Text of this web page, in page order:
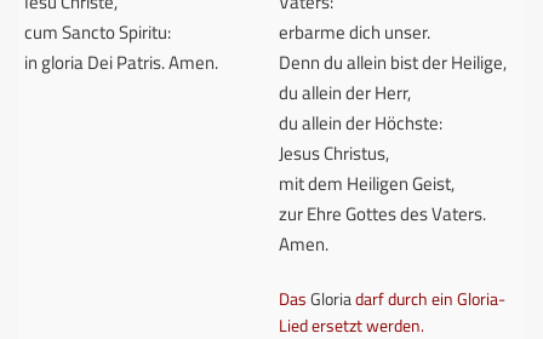
cum Sancto Spiritu:
in gloria Dei Patris.Amen.
erbarme dich unser.
Denn du allein bist der Heilige,
du allein der Herr,
du allein der Höchste:
Jesus Christus,
mit dem Heiligen Geist,
zur Ehre Gottes des Vaters.
Amen.
DasGloriadarf durch ein Gloria-
Lied ersetzt werden.